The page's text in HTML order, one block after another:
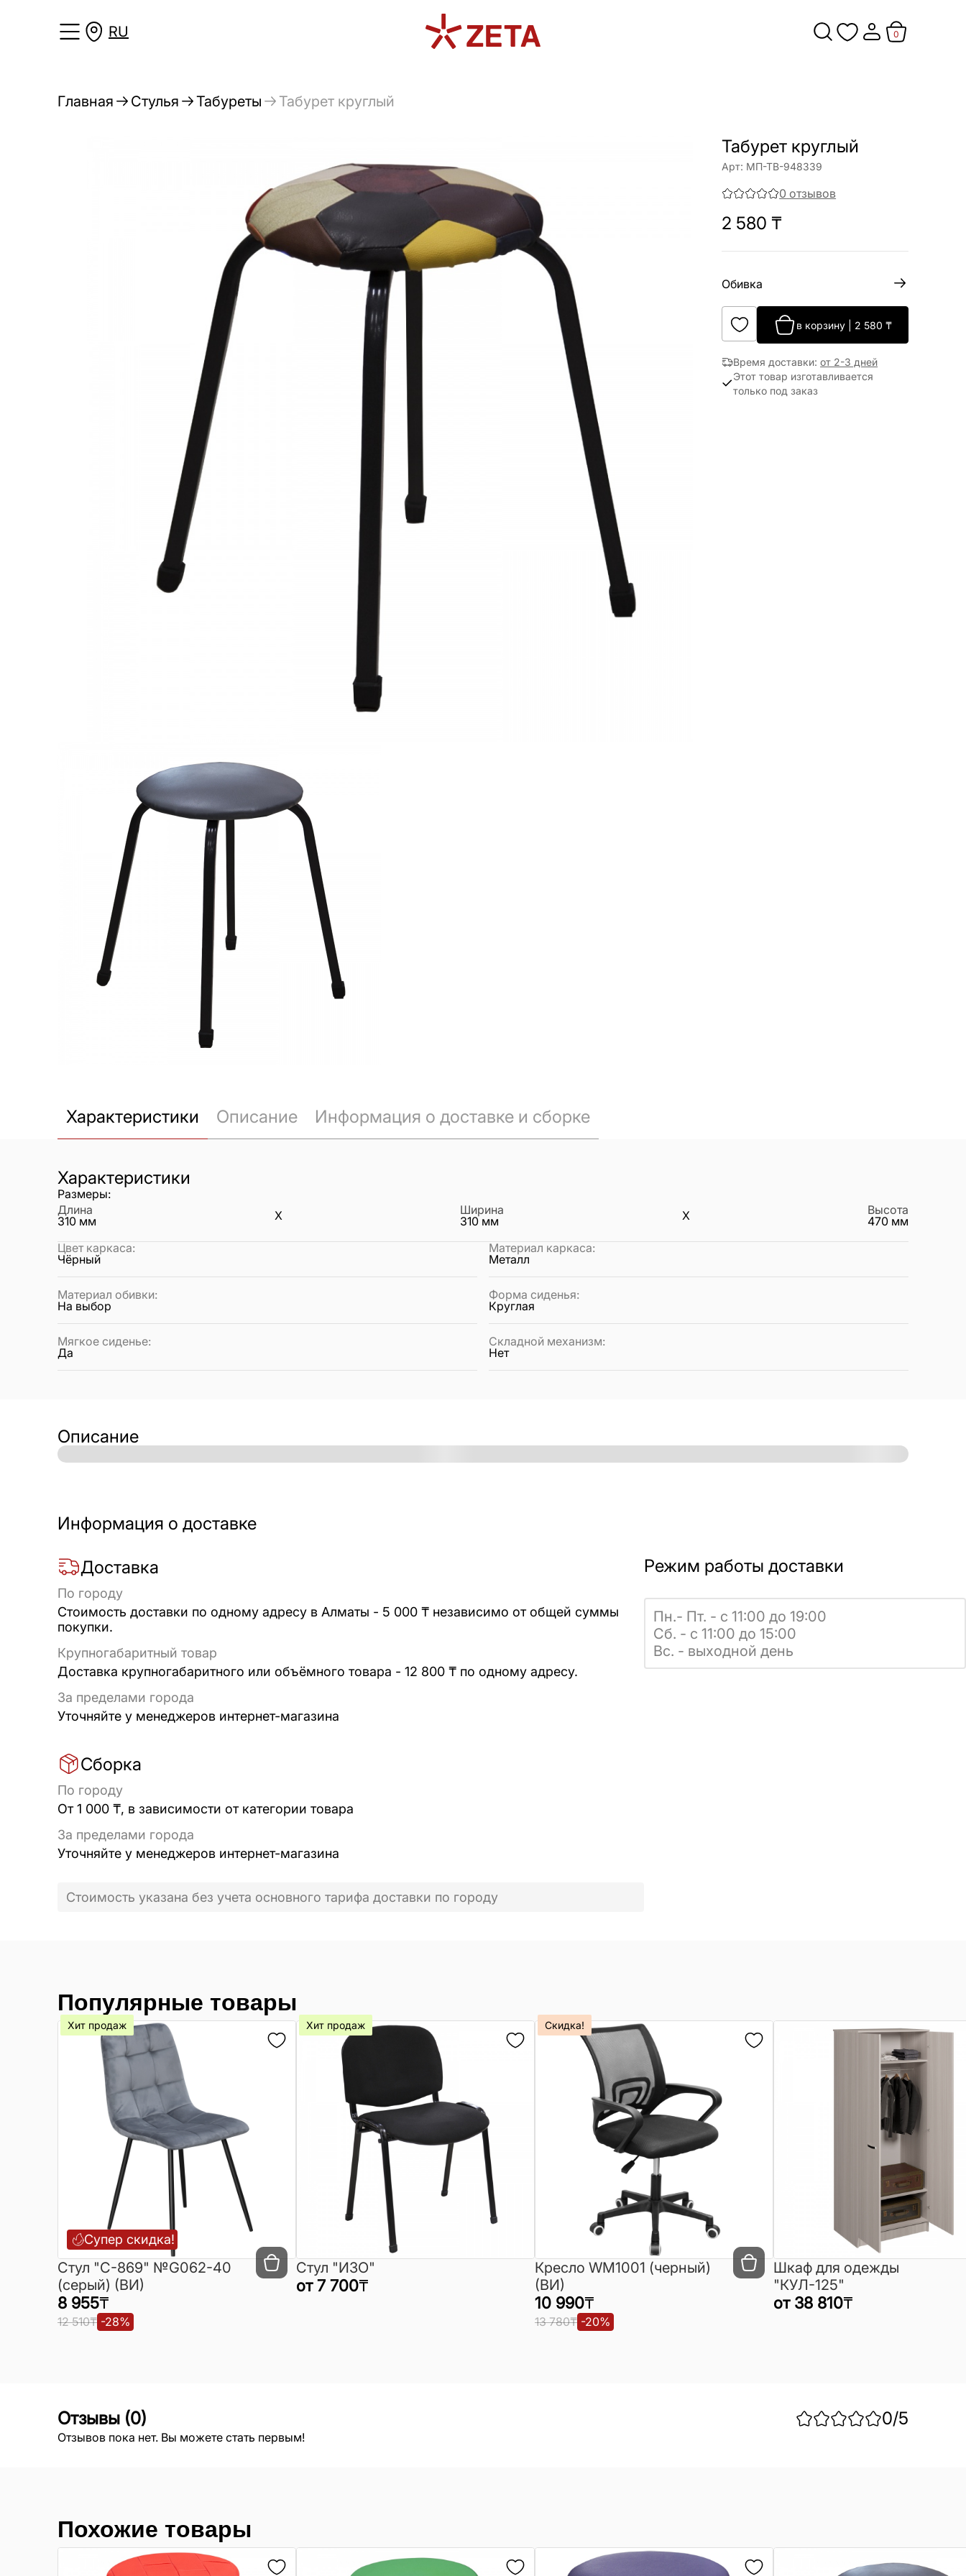
RU 0
Главная Стулья Табуреты Табурет круглый
Табурет круглый
Арт: МП-ТВ-948339
0 отзывов
2 580 ₸
Обивка
в корзину 2 580 ₸
Время доставки:от 2-3 дней
Этот товар изготавливается
только под заказ
Характеристики Описание Информация о доставке и сборке
Характеристики
Размеры:
Длина
310 мм X
Ширина
310 мм X
Высота
470 мм
Цвет каркаса:
Чёрный
Материал каркаса:
Металл
Материал обивки:
На выбор
Форма сиденья:
Круглая
Мягкое сиденье:
Да
Складной механизм:
Нет
Описание
Информация о доставке
Доставка
По городу
Стоимость доставки по одному адресу в Алматы - 5 000 ₸ независимо от общей суммы
покупки.
Крупногабаритный товар
Доставка крупногабаритного или объёмного товара - 12 800 ₸ по одному адресу.
За пределами города
Уточняйте у менеджеров интернет-магазина
Сборка
По городу
От 1 000 ₸, в зависимости от категории товара
За пределами города
Уточняйте у менеджеров интернет-магазина
Стоимость указана без учета основного тарифа доставки по городу
Режим работы доставки
Пн.- Пт. - с 11:00 до 19:00
Сб. - с 11:00 до 15:00
Вс. - выходной день
Популярные товары
Супер скидка!
Хит продаж
Cтул "C-869" №G062-40
(серый) (ВИ)
8 955₸
12 510₸ -28%
Хит продаж
Стул "ИЗО"
от 7 700₸
Скидка!
Кресло WM1001 (черный)
(ВИ)
10 990₸
13 780₸ -20%
Шкаф для одежды
"КУЛ-125"
от 38 810₸
Отзывы (0) 0/5
Отзывов пока нет. Вы можете стать первым!
Похожие товары